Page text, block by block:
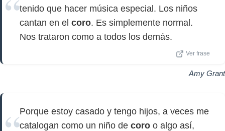
tenido que hacer música especial. Los niños
cantan en el coro. Es simplemente normal.
Nos trataron como a todos los demás.
Ver frase
Amy Grant
Porque estoy casado y tengo hijos, a veces me
catalogan como un niño de coro o algo así,